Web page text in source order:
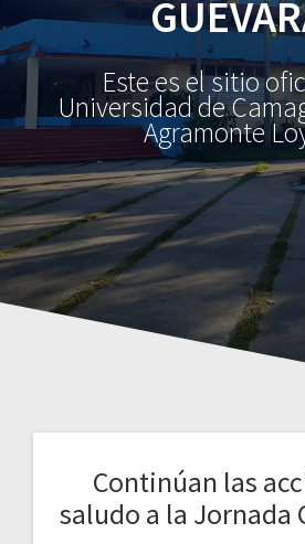
Este es el sitio
Universidad de
Agramonte
Continúan las
saludo a la Jornada